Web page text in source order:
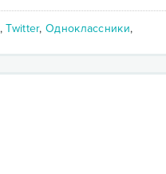
,Twitter,Одноклассники,